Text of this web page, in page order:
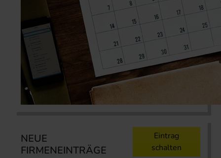
NEUE
FIRMENEINTRÄGE
Eintrag
schalten